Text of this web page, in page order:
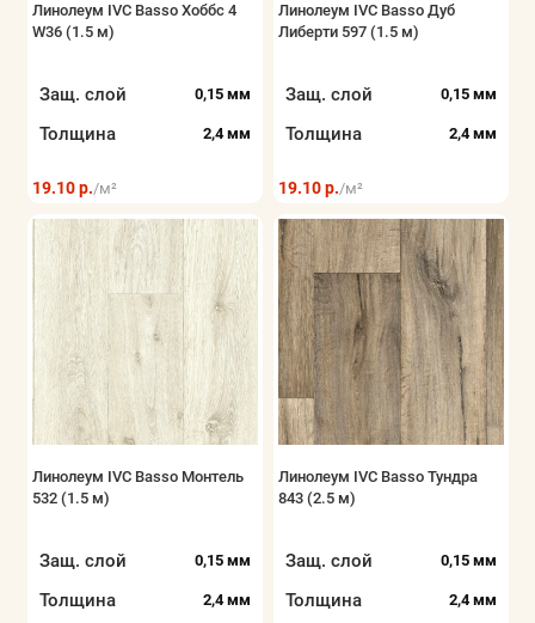
Показать все
Линолеум IVC Basso Хоббс 4
W36 (1.5 м)
Защ. слой 0,15 мм
Толщина 2,4 мм
19.10 р./м²
Линолеум IVC Basso Дуб
Либерти 597 (1.5 м)
Защ. слой 0,15 мм
Толщина 2,4 мм
19.10 р./м²
Линолеум IVC Basso Монтель
532 (1.5 м)
Защ. слой 0,15 мм
Толщина 2,4 мм
Линолеум IVC Basso Тундра
843 (2.5 м)
Защ. слой 0,15 мм
Толщина 2,4 мм